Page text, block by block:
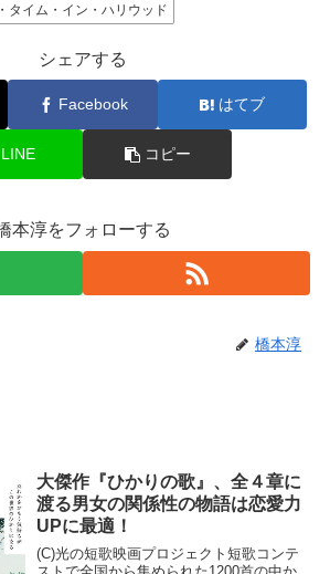
タイム・イン・ハリウッド
シェアする
Facebook はてブ
LINE コピー
本淳をフォローする
橋本淳
大傑作『ひかりの歌』、全４章に
渡る男女の関係性の物語は恋愛力
UPに最適！
(C)光の短歌映画プロジェクト短歌コンテ